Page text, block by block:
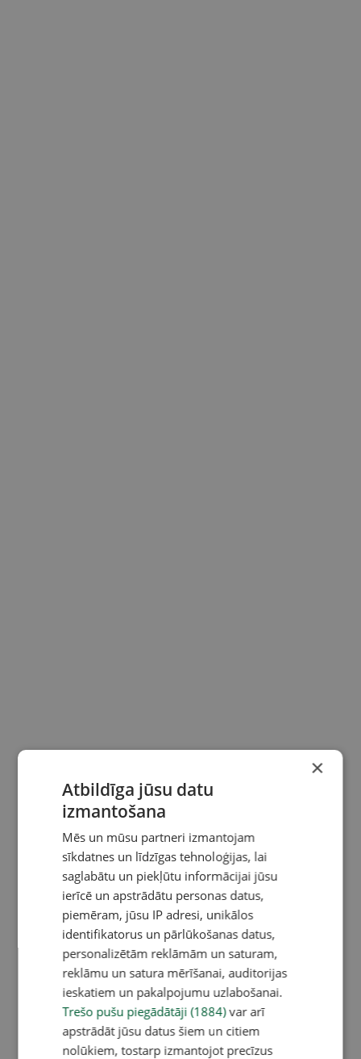
×
Atbildīga jūsu datu
izmantošana
Mēs un mūsu partneri izmantojam
sīkdatnes un līdzīgas tehnoloģijas, lai
saglabātu un piekļūtu informācijai jūsu
ierīcē un apstrādātu personas datus,
piemēram, jūsu IP adresi, unikālos
identifikatorus un pārlūkošanas datus,
personalizētām reklāmām un saturam,
reklāmu un satura mērīšanai, auditorijas
ieskatiem un pakalpojumu uzlabošanai.
Trešo pušu piegādātāji (1884)var arī
apstrādāt jūsu datus šiem un citiem
nolūkiem, tostarp izmantojot precīzus